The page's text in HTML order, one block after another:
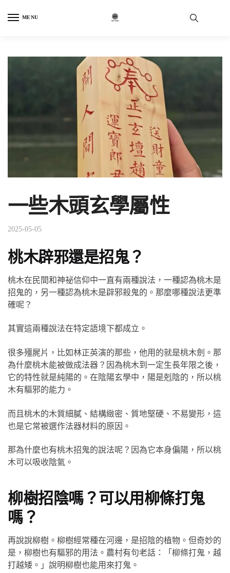
MENU
一些木頭玄學屬性
2025-05-05
桃木辟邪還是招鬼？
桃木在民間和神祕信仰中一直有兩種說法，一種認為桃木是
招鬼的，另一種認為桃木是辟邪殺鬼的。那麼哪種說法更準
確呢？
其實這兩種說法在特定語境下都成立。
很多殭屍片，比如林正英演的那些，他用的就是桃木劍。那
為什麼桃木能被做成法器？因為桃木到一定生長年限之後，
它的特性就是純陽的。在陰陽玄學中，陽是剋陰的，所以桃
木有驅邪的能力。
而且桃木的木質細膩、結構緻密、質地堅硬、不易變形，這
也是它常被選作法器材料的原因。
那為什麼也有桃木招鬼的說法呢？因為它本身偏陽，所以桃
木可以吸收陰氣。
柳樹招陰嗎？可以用柳條打鬼
嗎？
再說說柳樹。柳樹經常種在河邊，是招陰的植物。但奇妙的
是，柳樹也有驅邪的用法。農村有句老話：「柳條打鬼，越
打越矮。」說明柳樹也能用來打鬼。